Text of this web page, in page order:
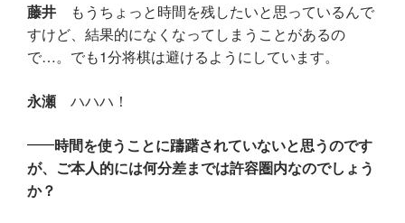
藤井 もうちょっと時間を残したいと思っているんで
すけど、結果的になくなってしまうことがあるの
で…。でも1分将棋は避けるようにしています。
永瀬 ハハハ！
時間を使うことに躊躇されていないと思うのです
が、ご本人的には何分差までは許容圏内なのでしょう
か？